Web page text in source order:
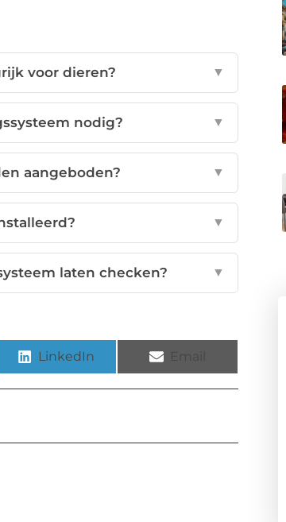
voor dieren? ▼
nodig? ▼
aangeboden? ▼
▼
laten checken? ▼
LinkedIn